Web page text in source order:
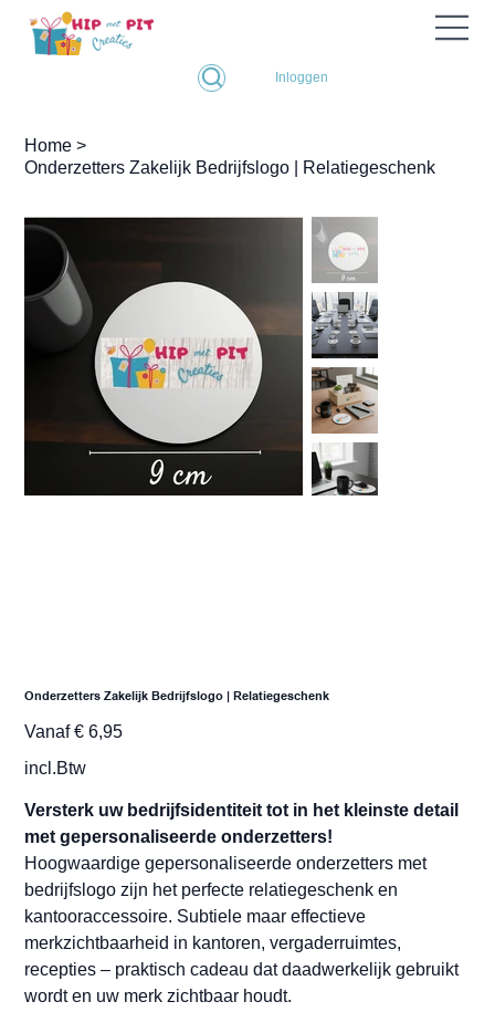
Inloggen
Home >
Onderzetters Zakelijk Bedrijfslogo | Relatiegeschenk
Onderzetters Zakelijk Bedrijfslogo | Relatiegeschenk
Vanaf Prijs
€ 6,95
incl.Btw
Versterk uw bedrijfsidentiteit tot in het kleinste detail
met gepersonaliseerde onderzetters!
Hoogwaardige gepersonaliseerde onderzetters met
bedrijfslogo zijn het perfecte relatiegeschenk en
kantooraccessoire. Subtiele maar effectieve
merkzichtbaarheid in kantoren, vergaderruimtes,
recepties – praktisch cadeau dat daadwerkelijk gebruikt
wordt en uw merk zichtbaar houdt.